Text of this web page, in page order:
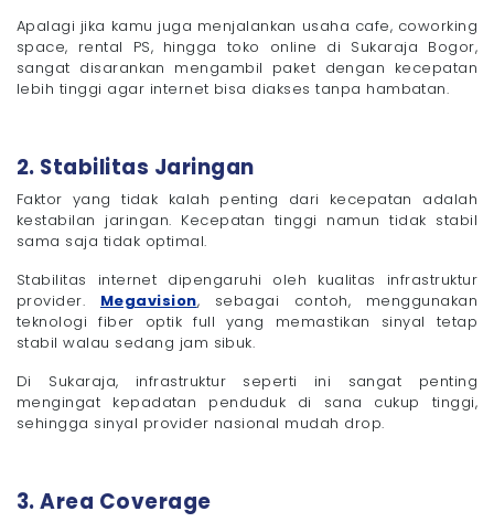
Apalagi jika kamu juga menjalankan usaha cafe, coworking
space, rental PS, hingga toko online di Sukaraja Bogor,
sangat disarankan mengambil paket dengan kecepatan
lebih tinggi agar internet bisa diakses tanpa hambatan.
2. Stabilitas Jaringan
Faktor yang tidak kalah penting dari kecepatan adalah
kestabilan jaringan. Kecepatan tinggi namun tidak stabil
sama saja tidak optimal.
Stabilitas internet dipengaruhi oleh kualitas infrastruktur
provider. Megavision, sebagai contoh, menggunakan
teknologi fiber optik full yang memastikan sinyal tetap
stabil walau sedang jam sibuk.
Di Sukaraja, infrastruktur seperti ini sangat penting
mengingat kepadatan penduduk di sana cukup tinggi,
sehingga sinyal provider nasional mudah drop.
3. Area Coverage